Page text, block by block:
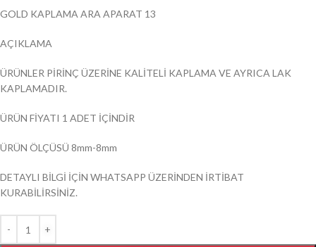
GOLD KAPLAMA ARA APARAT 13
AÇIKLAMA
ÜRÜNLER PİRİNÇ ÜZERİNE KALİTELİ KAPLAMA VE AYRICA LAK
KAPLAMADIR.
ÜRÜN FİYATI 1 ADET İÇİNDİR
ÜRÜN ÖLÇÜSÜ 8mm-8mm
DETAYLI BİLGİ İÇİN WHATSAPP ÜZERİNDEN İRTİBAT
KURABİLİRSİNİZ.